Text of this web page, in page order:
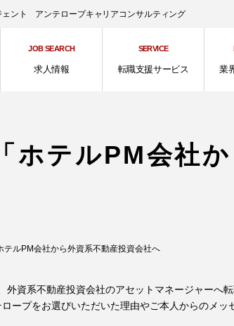
ェント アンテロープキャリアコンサルティング
JOB SEARCH
求人情報
SERVICE
転職支援サービス 業
ホテルPM会社
テルPM会社から外資系不動産投資会社へ
外資系不動産投資会社のアセットマネージャーへ
ープをお選びいただいた理由やご本人からのメッ